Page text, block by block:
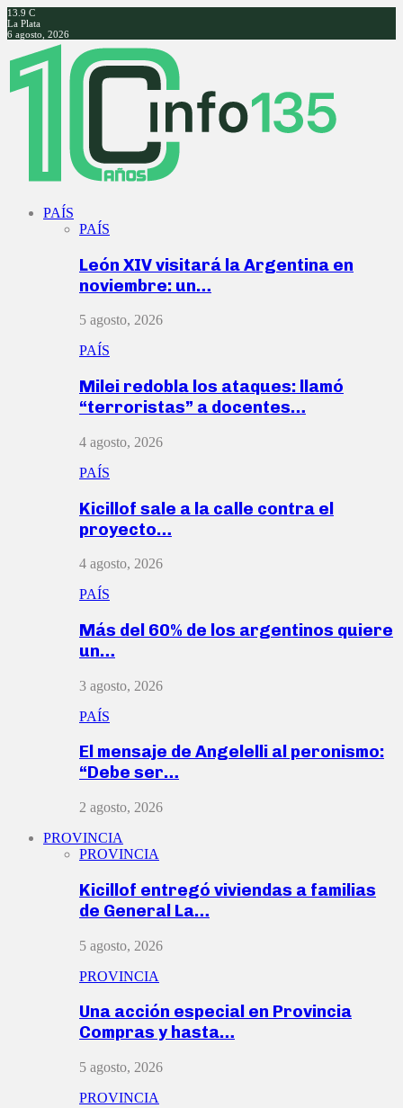
13.9 C
La Plata
6 agosto, 2026
Facebook
Twitter
Instagram
Youtube
PAÍS
PAÍS
León XIV visitará la Argentina en
noviembre: un…
5 agosto, 2026
PAÍS
Milei redobla los ataques: llamó
“terroristas” a docentes…
4 agosto, 2026
PAÍS
Kicillof sale a la calle contra el
proyecto…
4 agosto, 2026
PAÍS
Más del 60% de los argentinos quiere
un…
3 agosto, 2026
PAÍS
El mensaje de Angelelli al peronismo:
“Debe ser…
2 agosto, 2026
PROVINCIA
PROVINCIA
Kicillof entregó viviendas a familias
de General La…
5 agosto, 2026
PROVINCIA
Una acción especial en Provincia
Compras y hasta…
5 agosto, 2026
PROVINCIA